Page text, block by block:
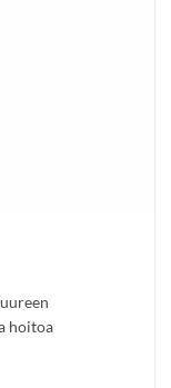
hoitoa